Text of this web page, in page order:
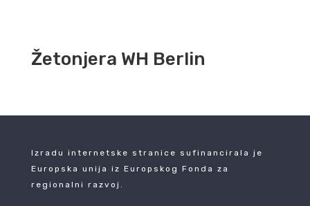
Žetonjera WH Berlin
Izradu internetske stranice sufinancirala je
Europska unija iz Europskog Fonda za
regionalni razvoj.